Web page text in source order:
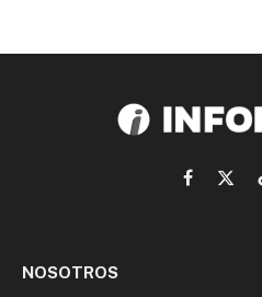
Facebook
X
NOSOTROS